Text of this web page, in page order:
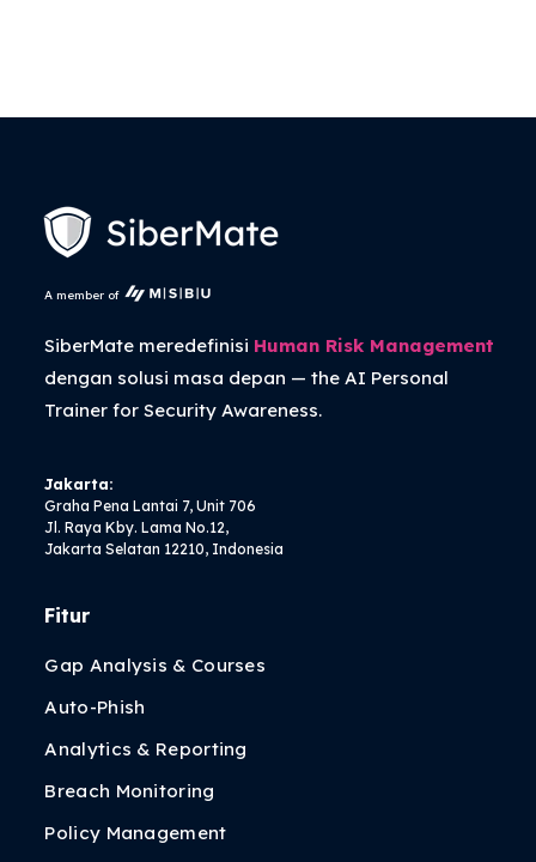
A member of
SiberMate meredefinisi Human Risk Management
dengan solusi masa depan — theAI Personal
Trainerfor Security Awareness.
Jakarta:
Graha Pena Lantai 7, Unit 706
Jl. Raya Kby. Lama No.12,
Jakarta Selatan 12210, Indonesia
Fitur
Gap Analysis & Courses
Auto-Phish
Analytics & Reporting
Breach Monitoring
Policy Management